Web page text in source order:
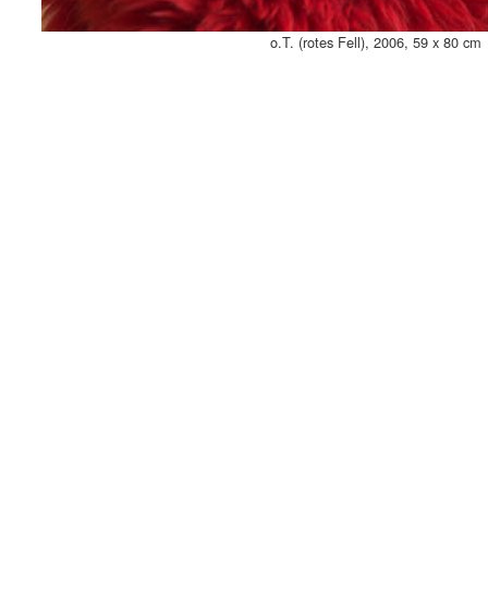
o.T. (rotes Fell), 2006, 59 x 80 cm